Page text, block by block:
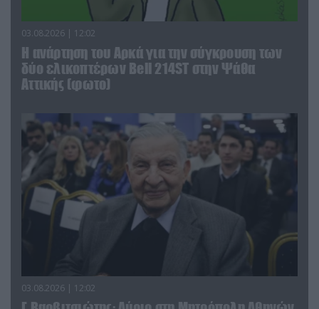
03.08.2026 | 12:02
Η ανάρτηση του Αρκά για την σύγκρουση των
δύο ελικοπτέρων Bell 214ST στην Ψάθα
Αττικής (φωτο)
03.08.2026 | 12:02